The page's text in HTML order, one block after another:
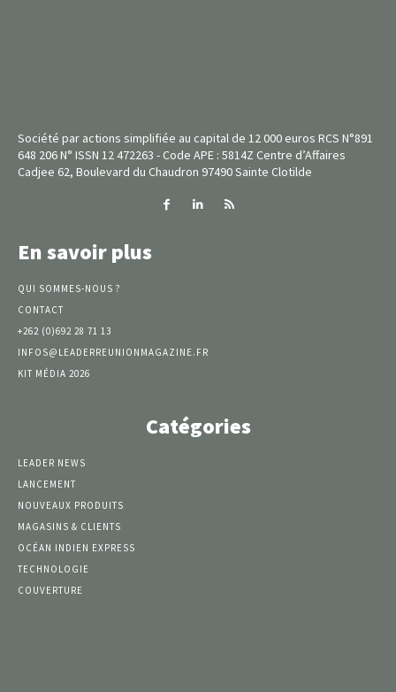
Société par actions simplifiée au capital de 12 000 euros RCS N°891
648 206 N° ISSN 12 472263 - Code APE : 5814Z Centre d’Affaires
Cadjee 62, Boulevard du Chaudron 97490 Sainte Clotilde
En savoir plus
QUI SOMMES-NOUS ?
CONTACT
+262 (0)692 28 71 13
INFOS@LEADERREUNIONMAGAZINE.FR
KIT MÉDIA 2026
Catégories
LEADER NEWS
LANCEMENT
NOUVEAUX PRODUITS
MAGASINS & CLIENTS
OCÉAN INDIEN EXPRESS
TECHNOLOGIE
COUVERTURE